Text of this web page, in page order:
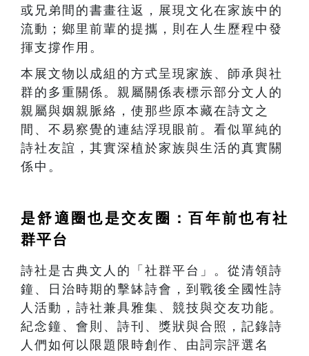
或兄弟間的書畫往返，展現文化在家族中的
流動；鄉里前輩的提攜，則在人生歷程中發
揮支撐作用。
本展文物以成組的方式呈現家族、師承與社
群的多重關係。親屬關係表標示部分文人的
親屬與姻親脈絡，使那些原本藏在詩文之
間、不易察覺的連結浮現眼前。看似單純的
詩社友誼，其實深植於家族與生活的真實關
係中。
是舒適圈也是交友圈：百年前也有社
群平台
詩社是古典文人的「社群平台」。從清領詩
鐘、日治時期的擊缽詩會，到戰後全國性詩
人活動，詩社兼具雅集、競技與交友功能。
紀念鐘、會則、詩刊、獎狀與合照，記錄詩
人們如何以限題限時創作、由詞宗評選名